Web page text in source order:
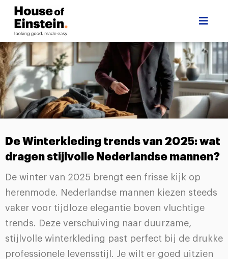
De Winterkleding trends van 2025: wat
dragen stijlvolle Nederlandse mannen?
De winter van 2025 brengt een frisse kijk op
herenmode. Nederlandse mannen kiezen steeds
vaker voor tijdloze elegantie boven vluchtige
trends. Deze verschuiving naar duurzame,
stijlvolle winterkleding past perfect bij de drukke
professionele levensstijl. Je wilt er goed uitzien